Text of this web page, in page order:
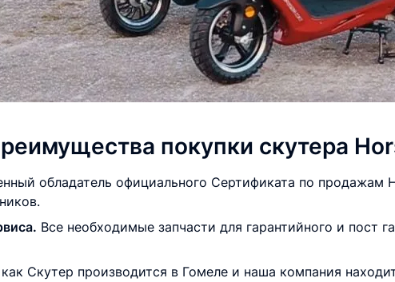
покупки скутера
обладатель официального Сертификата по продажам
Все необходимые запчасти для гарантийного и пост
Скутер производится в Гомеле и наша компания